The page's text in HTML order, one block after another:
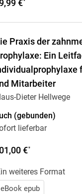
€*
Praxis der
Ein
Mitarbeiter
Dieter Hellwege
(gebunden)
lieferbar
€*
weiteres Format
eBook epub